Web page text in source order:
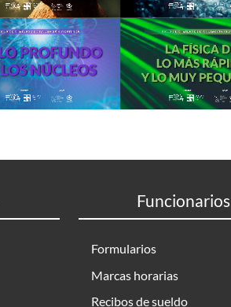
Funcionarios
Formularios
Marcas horarias
Recibos de sueldo